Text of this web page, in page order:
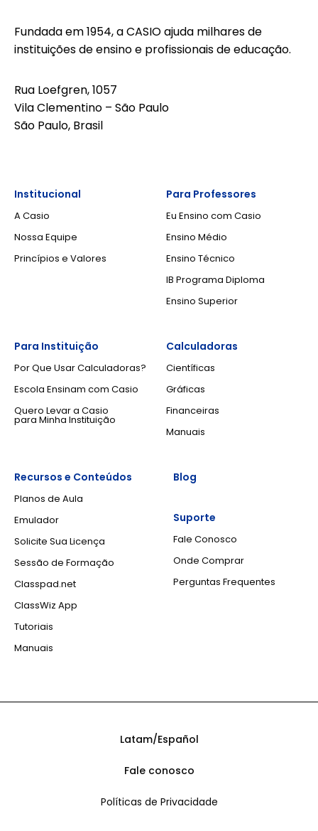
Fundada em 1954, a CASIO ajuda milhares de
instituições de ensino e profissionais de educação.
Rua Loefgren, 1057
Vila Clementino – São Paulo
São Paulo, Brasil
Institucional
A Casio
Nossa Equipe
Princípios e Valores
Para Professores
Eu Ensino com Casio
Ensino Médio
Ensino Técnico
IB Programa Diploma
Ensino Superior
Para Instituição
Por Que Usar Calculadoras?
Escola Ensinam com Casio
Quero Levar a Casio
para Minha Instituição
Calculadoras
Científicas
Gráficas
Financeiras
Manuais
Recursos e Conteúdos
Planos de Aula
Emulador
Solicite Sua Licença
Sessão de Formação
Classpad.net
ClassWiz App
Tutoriais
Manuais
Blog
Suporte
Fale Conosco
Onde Comprar
Perguntas Frequentes
Latam/Español
Fale conosco
Políticas de Privacidade